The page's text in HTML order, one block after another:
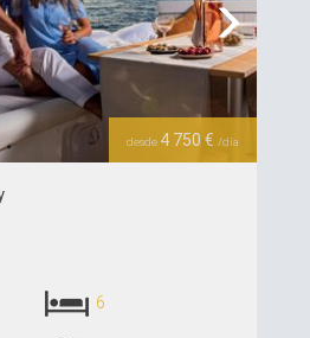
Next
desde 4 750 € /día
6